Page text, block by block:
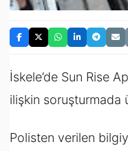
İskele’de Sun Rise
ilişkin soruşturmada
Polisten verilen